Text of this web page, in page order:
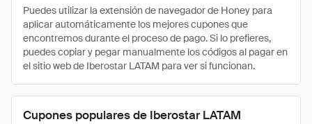
Puedes utilizar la extensión de navegador de Honey para
aplicar automáticamente los mejores cupones que
encontremos durante el proceso de pago. Si lo prefieres,
puedes copiar y pegar manualmente los códigos al pagar en
el sitio web de Iberostar LATAM para ver si funcionan.
Cupones populares de Iberostar LATAM